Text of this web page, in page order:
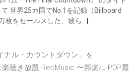
世界25カ国でNo.1を記録（Billboard
枚をセールスした、彼ら
ナル・カウントダウン」を
楽聴き放題 RecMusic 〜邦楽/J-POP最